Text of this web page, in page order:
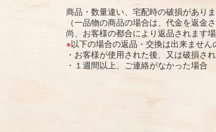
商品・数量違い、宅配時の破損があり
（一品物の商品の場合は、代金を返金
尚、お客様の都合により返品されます
※以下の場合の返品・交換は出来ません
・お客様が使用された後、又は破損さ
・１週間以上、ご連絡がなかった場合